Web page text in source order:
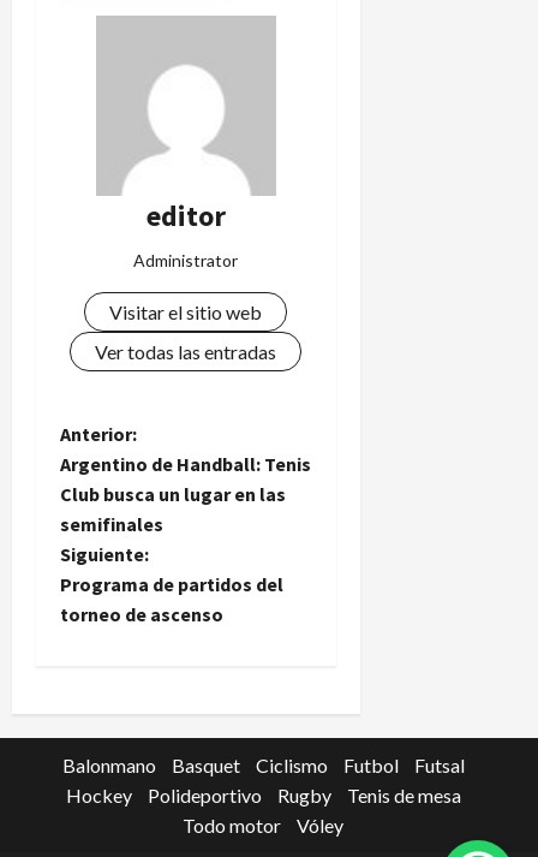
editor
Administrator
Visitar el sitio web
Ver todas las entradas
N
a
v
e
c
i
Anterior:
Argentino de Handball: Tenis
Club busca un lugar en las
semifinales
Siguiente:
Programa de partidos del
torneo de ascenso
Balonmano Basquet Ciclismo Futbol
Futsal
Hockey
Polideportivo Rugby
Tenis de mesa
Todo motor
Vóley